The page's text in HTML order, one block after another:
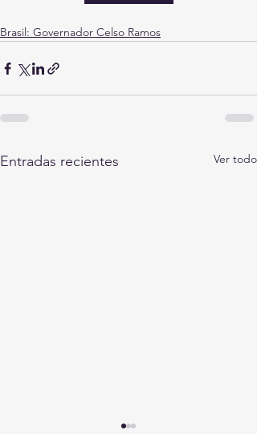
Brasil: Governador Celso Ramos
Entradas recientes Ver todo